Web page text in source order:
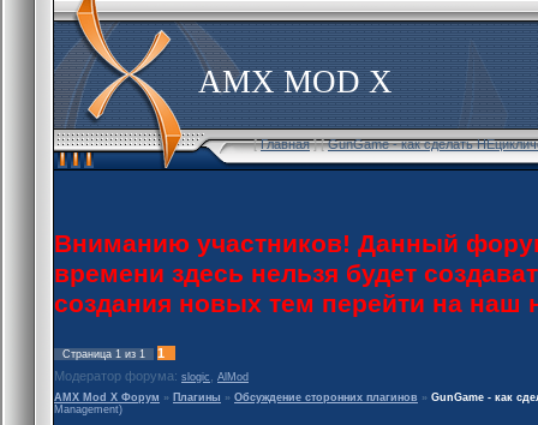
AMX MOD X
[Главная] [GunGame - как сделать
Вниманию участников! Данный
времени здесь нельзя будет
создания новых тем перейти на
Страница 1 из 1
1
Модератор форума: slogic
AlMod
AMX Mod X Форум » Плагины » Обсуждение сторонних плагинов » GunGame - как
Management)